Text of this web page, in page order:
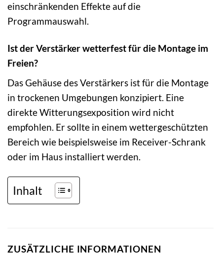
einschränkenden Effekte auf die
Programmauswahl.
Ist der Verstärker wetterfest für die Montage im
Freien?
Das Gehäuse des Verstärkers ist für die Montage
in trockenen Umgebungen konzipiert. Eine
direkte Witterungsexposition wird nicht
empfohlen. Er sollte in einem wettergeschützten
Bereich wie beispielsweise im Receiver-Schrank
oder im Haus installiert werden.
Inhalt
ZUSÄTZLICHE INFORMATIONEN